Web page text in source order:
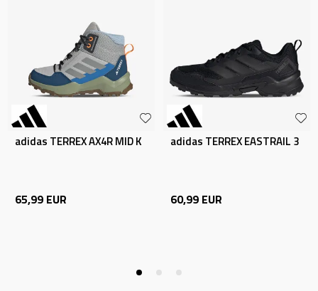
adidas TERREX AX4R MID K
65,99 EUR
adidas TERREX EASTRAIL 3
60,99 EUR